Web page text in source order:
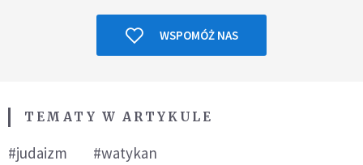
WSPOMÓŻ NAS
TEMATY W ARTYKULE
#judaizm #watykan